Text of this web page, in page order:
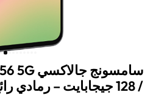
/ 128 جيجابايت – رمادي رائع